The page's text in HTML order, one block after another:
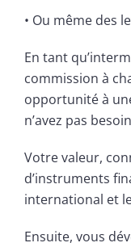
• Ou même des
En tant
commission à
opportunité à
n’avez pas
Votre valeur,
d’instruments
international et
Ensuite, vous